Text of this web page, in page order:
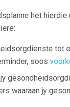
het
tot
soos
waaraan jy